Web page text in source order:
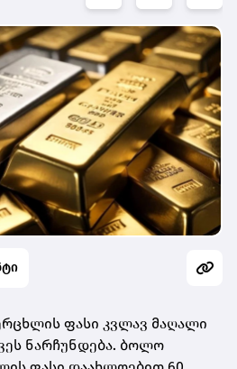
ფასი კვლავ მაღალი
ნარჩუნდება. ბოლო